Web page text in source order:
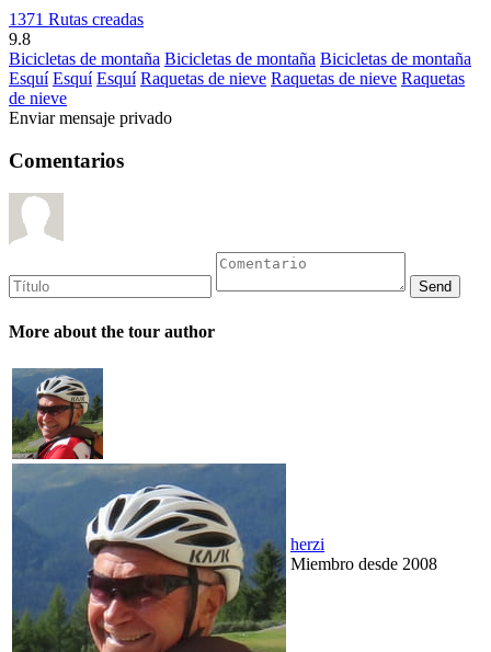
1371 Rutas creadas
9.8
Bicicletas de montaña Bicicletas de montaña Bicicletas de montaña
Esquí Esquí Esquí Raquetas de nieve Raquetas de nieve Raquetas
de nieve
Enviar mensaje privado
Comentarios
More about the tour author
herzi
Miembro desde 2008